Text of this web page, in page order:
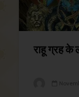
राहू ग्रह के